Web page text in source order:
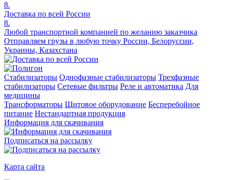
8.
Доставка по всей России
8.
Любой транспортной компанией по желанию заказчика
Отправляем грузы в любую точку России, Белоруссии,
Украины, Казахстана
Стабилизаторы Однофазные стабилизаторы Трехфазные
стабилизаторы Сетевые фильтры Реле и автоматика Для
медицины
Трансформаторы Щитовое оборудование Бесперебойное
питание Нестандартная продукция
Информация для скачивания
Подписаться на рассылку
Карта сайта